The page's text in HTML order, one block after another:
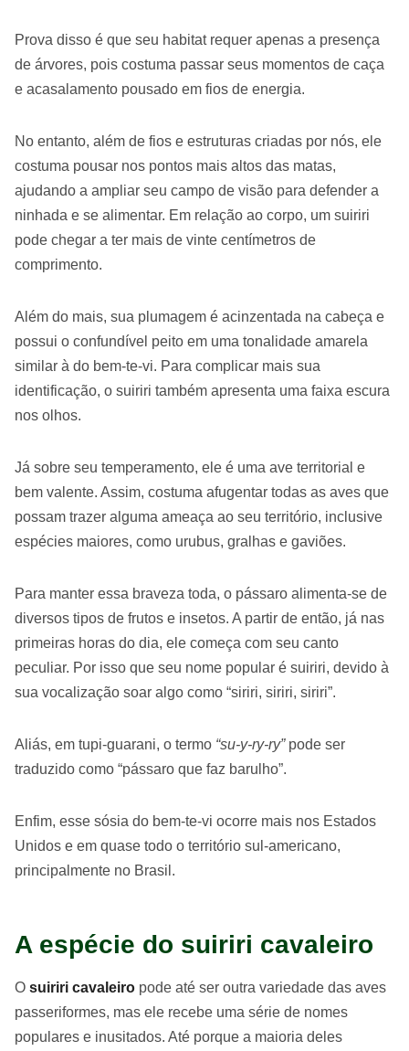
Prova disso é que seu habitat requer apenas a presença
de árvores, pois costuma passar seus momentos de caça
e acasalamento pousado em fios de energia.
No entanto, além de fios e estruturas criadas por nós, ele
costuma pousar nos pontos mais altos das matas,
ajudando a ampliar seu campo de visão para defender a
ninhada e se alimentar. Em relação ao corpo, um suiriri
pode chegar a ter mais de vinte centímetros de
comprimento.
Além do mais, sua plumagem é acinzentada na cabeça e
possui o confundível peito em uma tonalidade amarela
similar à do bem-te-vi. Para complicar mais sua
identificação, o suiriri também apresenta uma faixa escura
nos olhos.
Já sobre seu temperamento, ele é uma ave territorial e
bem valente. Assim, costuma afugentar todas as aves que
possam trazer alguma ameaça ao seu território, inclusive
espécies maiores, como urubus, gralhas e gaviões.
Para manter essa braveza toda, o pássaro alimenta-se de
diversos tipos de frutos e insetos. A partir de então, já nas
primeiras horas do dia, ele começa com seu canto
peculiar. Por isso que seu nome popular é suiriri, devido à
sua vocalização soar algo como “siriri, siriri, siriri”.
Aliás, em tupi-guarani, o termo “su-y-ry-ry”pode ser
traduzido como “pássaro que faz barulho”.
Enfim, esse sósia do bem-te-vi ocorre mais nos Estados
Unidos e em quase todo o território sul-americano,
principalmente no Brasil.
A espécie do suiriri cavaleiro
O suiriri cavaleiro pode até ser outra variedade das aves
passeriformes, mas ele recebe uma série de nomes
populares e inusitados. Até porque a maioria deles